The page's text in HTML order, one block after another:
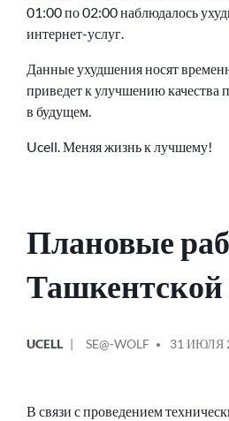
01:00 по 02:00 наблюдалось
интернет-услуг.
Данные ухудшения носят
приведет к улучшению качества
в будущем.
Ucell. Меняя жизнь к лучшему!
Плановые
Ташкентской
В
UCELL
ОТ
SE@-WOLF 31 ИЮЛЯ
В связи с проведением